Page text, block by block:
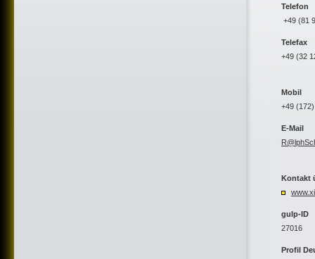
Telefon
+49 (81
Telefax
+49 (32
Mobil
+49
E-Mail
Kontakt
gulp-ID
27016
Profil